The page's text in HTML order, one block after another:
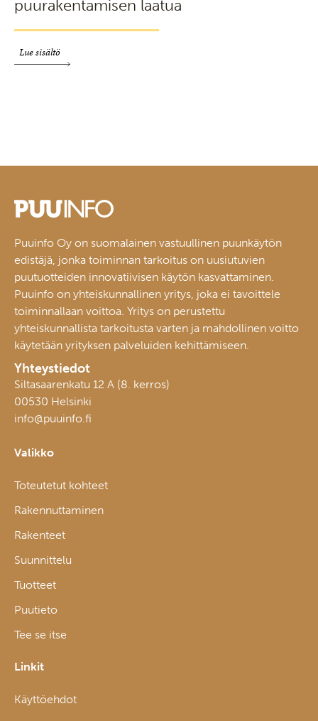
puurakentamisen laatua
Lue sisältö
Puuinfo Oy on suomalainen vastuullinen puunkäytön
edistäjä, jonka toiminnan tarkoitus on uusiutuvien
puutuotteiden innovatiivisen käytön kasvattaminen.
Puuinfo on yhteiskunnallinen yritys, joka ei tavoittele
toiminnallaan voittoa. Yritys on perustettu
yhteiskunnallista tarkoitusta varten ja mahdollinen voitto
käytetään yrityksen palveluiden kehittämiseen.
Yhteystiedot
Siltasaarenkatu 12 A (8. kerros)
00530 Helsinki
info@puuinfo.fi
Valikko
Toteutetut kohteet
Rakennuttaminen
Rakenteet
Suunnittelu
Tuotteet
Puutieto
Tee se itse
Linkit
Käyttöehdot